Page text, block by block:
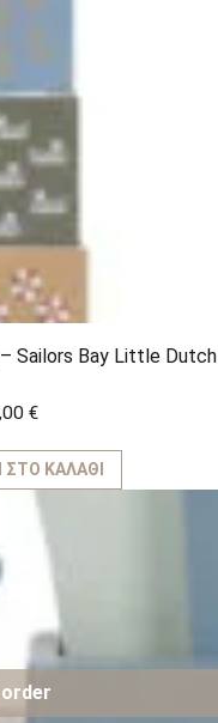
Sailors Bay Little Dutch
€
ΚΑΛΆΘΙ